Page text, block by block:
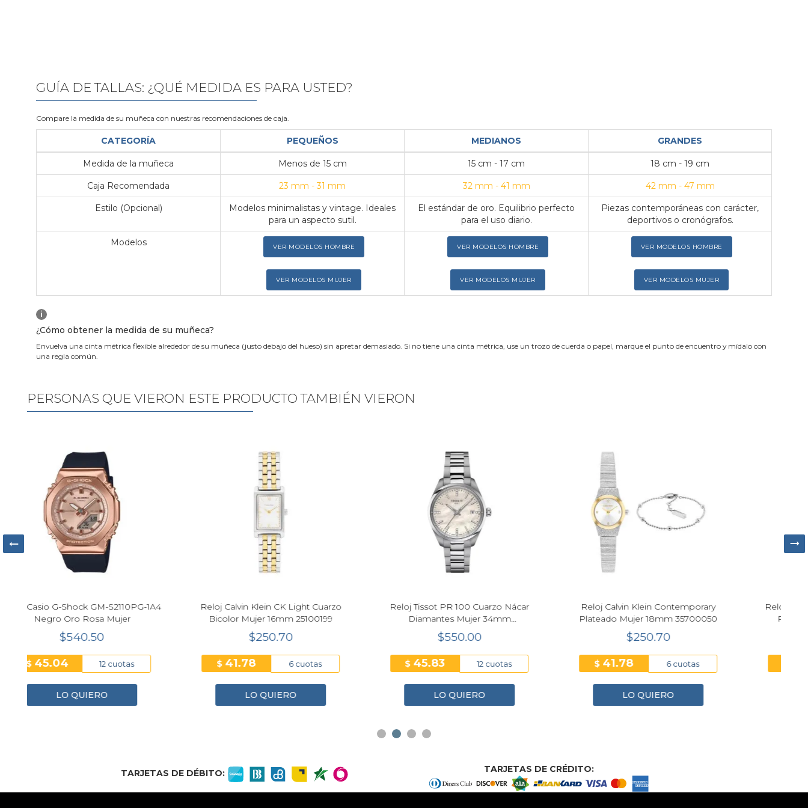
GUÍA DE TALLAS: ¿QUÉ MEDIDA ES PARA USTED?
Compare la medida de su muñeca con nuestras recomendaciones de caja.
CATEGORÍA PEQUEÑOS MEDIANOS GRANDES
Medida de la muñeca Menos de 15 cm 15 cm - 17 cm 18 cm - 19 cm
Caja Recomendada 23 mm - 31 mm 32 mm - 41 mm 42 mm - 47 mm
Estilo (Opcional)
Modelos minimalistas y vintage. Ideales
para un aspecto sutil.
El estándar de oro. Equilibrio perfecto
para el uso diario.
Piezas contemporáneas con carácter,
deportivos o cronógrafos.
Modelos VER MODELOS HOMBRE
VER MODELOS MUJER
VER MODELOS HOMBRE
VER MODELOS MUJER
VER MODELOS HOMBRE
VER MODELOS MUJER
i
¿Cómo obtener la medida de su muñeca?
Envuelva una cinta métrica flexible alrededor de su muñeca (justo debajo del hueso) sin apretar demasiado. Si no tiene una cinta métrica, use un trozo de cuerda o papel, marque el punto de encuentro y mídalo con
una regla común.
PERSONAS QUE VIERON ESTE PRODUCTO TAMBIÉN VIERON
Reloj Calvin Klein CK Light Cuarzo
Bicolor Mujer 16mm 25100199
$250.70
$ 41.78
LO QUIERO
Reloj Tissot PR 100 Cuarzo Nácar
Diamantes Mujer 34mm
T150.210.11.116.00
$550.00
$ 45.83
LO QUIERO
Reloj Calvin Klein Contemporary
Plateado Mujer 18mm 35700050
$250.70
41.78
LO QUIERO
Reloj Calvin Klein Luxe Cuarzo Oro
Rosa Mujer 34mm 25100170
$285.20
47.53
LO QUIERO
TARJETAS DE DÉBITO: TARJETAS DE CRÉDITO: